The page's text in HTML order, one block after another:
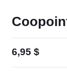
6,95 $